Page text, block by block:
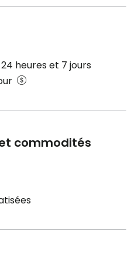
heures et 7 jours
commodités